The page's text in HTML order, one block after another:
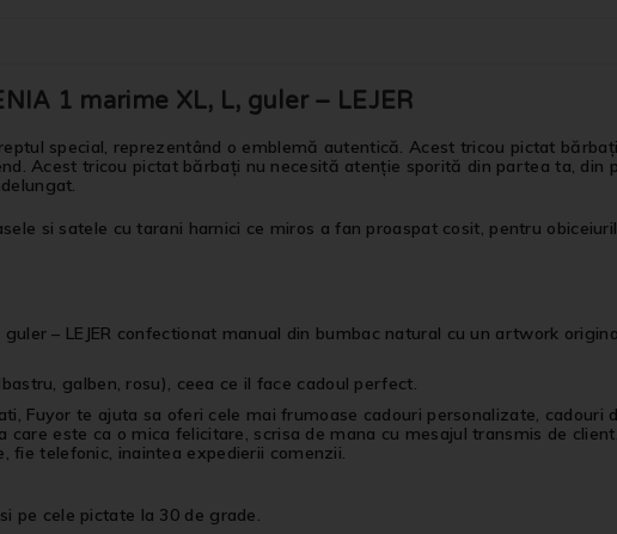
1 marime XL, L, guler – LEJER
special, reprezentând o emblemă autentică. Acest tricou pictat
Acest tricou pictat bărbați nu necesită atenție sporită din partea ta, din
si satele cu tarani harnici ce miros a fan proaspat cosit, pentru
– LEJER confectionat manual din bumbac natural cu un artwork
galben, rosu), ceea ce il face cadoul perfect.
Fuyor te ajuta sa oferi cele mai frumoase cadouri personalizate, cadouri
este ca o mica felicitare, scrisa de mana cu mesajul transmis de
fie telefonic, inaintea expedierii comenzii.
pe cele pictate la 30 de grade.